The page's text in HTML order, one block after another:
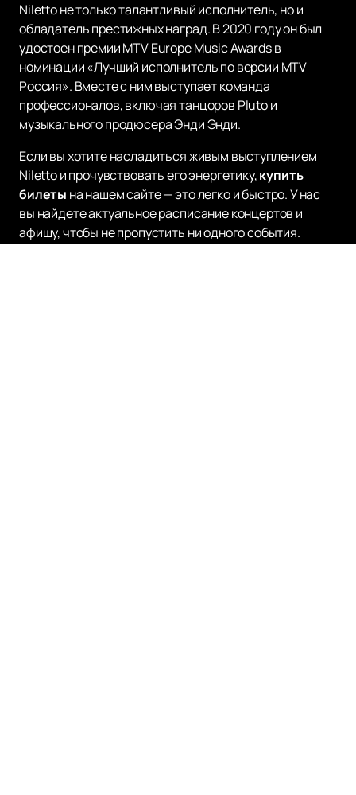
Niletto не только талантливый исполнитель, но и
обладатель престижных наград. В 2020 году он был
удостоен премии MTV Europe Music Awards в
номинации «Лучший исполнитель по версии MTV
Россия». Вместе с ним выступает команда
профессионалов, включая танцоров Pluto и
музыкального продюсера Энди Энди.
Если вы хотите насладиться живым выступлением
Niletto и прочувствовать его энергетику,купить
билеты на нашем сайте — это легко и быстро. У нас
вы найдете актуальное расписание концертов и
афишу, чтобы не пропустить ни одного события.